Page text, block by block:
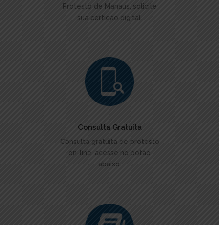
Protesto de Manaus, solicite
sua certidão digital.
Consulta Gratuita
Consulta gratuita de protesto
on-line, acesse no botão
abaixo.